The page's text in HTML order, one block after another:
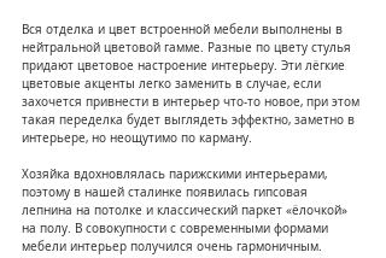
Вся отделка и цвет встроенной мебели выполнены в
нейтральной цветовой гамме. Разные по цвету стулья
придают цветовое настроение интерьеру. Эти лёгкие
цветовые акценты легко заменить в случае, если
захочется привнести в интерьер что-то новое, при этом
такая переделка будет выглядеть эффектно, заметно в
интерьере, но неощутимо по карману.⠀
Хозяйка вдохновлялась парижскими интерьерами,
поэтому в нашей сталинке появилась гипсовая
лепнина на потолке и классический паркет «ёлочкой»
на полу. В совокупности с современными формами
мебели интерьер получился очень гармоничным.⠀